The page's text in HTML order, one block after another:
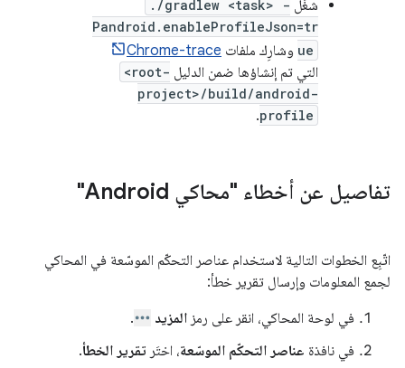
شغِّل ./gradlew <task> -
Pandroid.enableProfileJson=tr
ue وشارِك ملفات Chrome-trace
التي تم إنشاؤها ضمن الدليل <root-
project>/build/android-
profile
.
تفاصيل عن أخطاء "محاكي Android"
اتّبِع الخطوات التالية لاستخدام عناصر التحكّم الموسّعة في المحاكي
لجمع المعلومات وإرسال تقرير خطأ:
في لوحة المحاكي، انقر على رمز المزيد
.
في نافذة عناصر التحكّم الموسّعة، اختَر تقرير الخطأ.